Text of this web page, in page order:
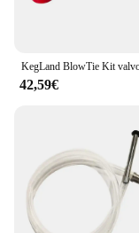
42,59€